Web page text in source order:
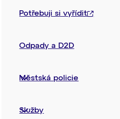
Potřebuji si vyřídit
Odpady a D2D
Městská policie
Služby